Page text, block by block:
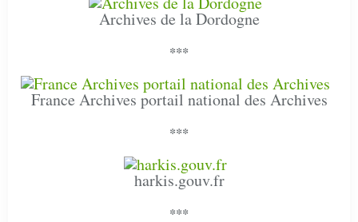
Archives de la Dordogne
***
France Archives portail national des Archives
***
harkis.gouv.fr
***